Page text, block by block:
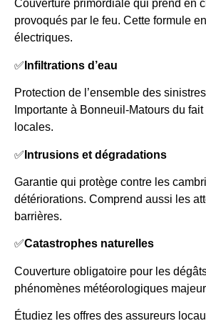
Couverture primordiale qui prend en
provoqués par le feu. Cette formule
électriques.
✅ Infiltrations d’eau
Protection de l’ensemble des
Importante à Bonneuil-Matours du
locales.
✅ Intrusions et dégradations
Garantie qui protège contre les
détériorations. Comprend aussi les
barrières.
✅Catastrophes naturelles
Couverture obligatoire pour les
phénomènes météorologiques
Étudiez les offres des assureurs